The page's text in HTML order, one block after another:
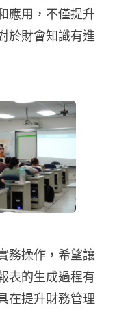
應用，不僅提升
於財會知識有進
務操作，希望讓
表的生成過程有
在提升財務管理